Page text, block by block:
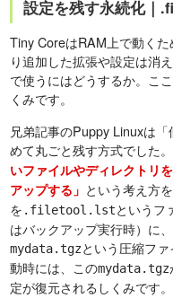
設定を残す永続化
Tiny CoreはRAM上で動く
り追加した拡張や設定は消
で使うにはどうするか。こ
くみです。
兄弟記事のPuppy Linuxは
めて丸ごと残す方式でした
いファイルやディレクトリ
アップする」 という考え方
を .filetool.lstというフ
はバックアップ実行時）に
mydata.tgzという圧縮フ
動時には、このmydata.tgz
定が復元されるしくみです。